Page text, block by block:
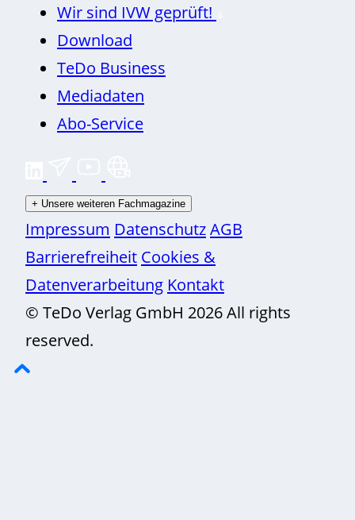
Wir sind IVW geprüft!
Download
TeDo Business
Mediadaten
Abo-Service
+ Unsere weiteren Fachmagazine
Impressum DatenschutzAGB
Barrierefreiheit Cookies &
Datenverarbeitung Kontakt
© TeDo Verlag GmbH 2026 All rights
reserved.